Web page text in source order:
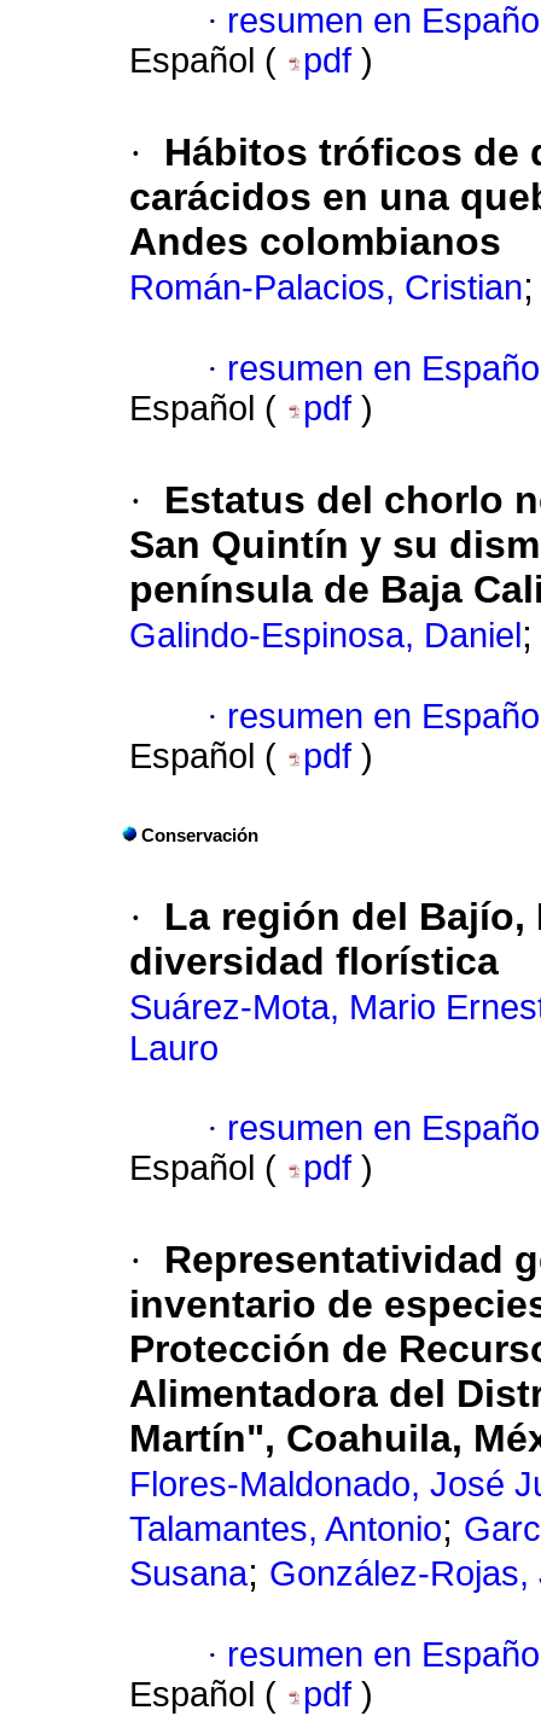
· resumen en
Español (
pdf )
·
Hábitos tróficos de
carácidos en una
Andes colombianos
Román-Palacios, Cristian
· resumen en
Español (
pdf )
·
Estatus del chorlo
San Quintín y su
península de Baja
Galindo-Espinosa, Daniel
· resumen en
Español (
pdf )
Conservación
·
La región del
diversidad florística
Suárez-Mota, Mario
Lauro
· resumen en
Español (
pdf )
·
Representatividad
inventario de
Protección de
Alimentadora del
Martín", Coahuila,
Flores-Maldonado, José
Talamantes, Antonio;
Susana; González-Rojas,
· resumen en
Español (
pdf )